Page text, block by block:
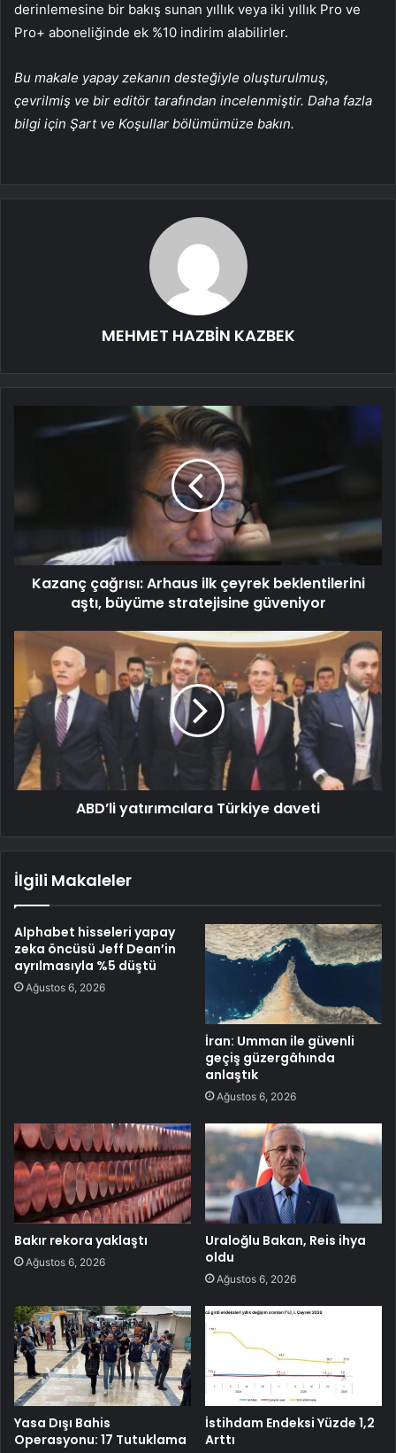
derinlemesine bir bakış sunan yıllık veya iki yıllık Pro ve
Pro+ aboneliğinde ek %10 indirim alabilirler.
Bu makale yapay zekanın desteğiyle oluşturulmuş,
çevrilmiş ve bir editör tarafından incelenmiştir. Daha fazla
bilgi için Şart ve Koşullar bölümümüze bakın.
MEHMET HAZBİN KAZBEK
Kazanç çağrısı: Arhaus ilk çeyrek beklentilerini
aştı, büyüme stratejisine güveniyor
ABD’li yatırımcılara Türkiye daveti
İlgili Makaleler
Alphabet hisseleri yapay
zeka öncüsü Jeff Dean’in
ayrılmasıyla %5 düştü
Ağustos 6, 2026
İran: Umman ile güvenli
geçiş güzergâhında
anlaştık
Ağustos 6, 2026
Bakır rekora yaklaştı
Ağustos 6, 2026
Uraloğlu Bakan, Reis ihya
oldu
Ağustos 6, 2026
Yasa Dışı Bahis
Operasyonu: 17 Tutuklama
İstihdam Endeksi Yüzde 1,2
Arttı